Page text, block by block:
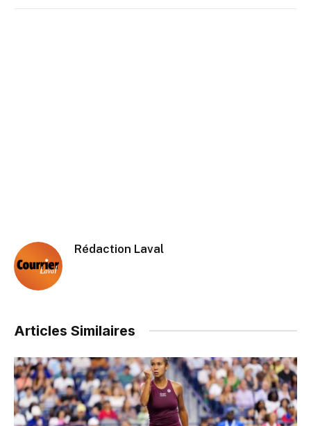
Rédaction Laval
Articles Similaires